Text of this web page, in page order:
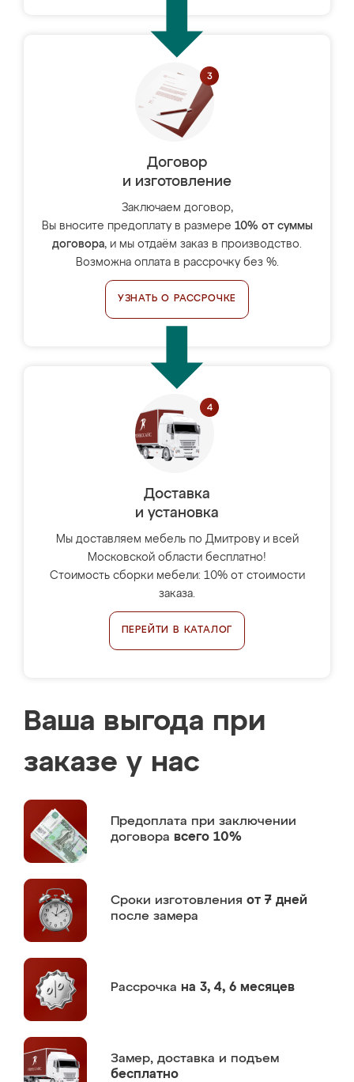
Договор
и изготовление
Заключаем договор,
Вы вносите предоплату в размере 10% от суммы
договора, и мы отдаём заказ в производство.
Возможна оплата в рассрочку без %.
УЗНАТЬ О РАССРОЧКЕ
Доставка
и установка
Мы доставляем мебель по Дмитрову и всей
Московской области бесплатно!
Стоимость сборки мебели: 10% от стоимости
заказа.
ПЕРЕЙТИ В КАТАЛОГ
Ваша выгода при
заказе у нас
Предоплата при заключении
договора всего 10%
Сроки изготовления от 7 дней
после замера
Рассрочка на 3, 4, 6 месяцев
Замер, доставка и подъем
бесплатно